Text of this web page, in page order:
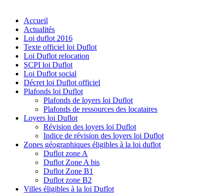
Accueil
Actualités
Loi duflot 2016
Texte officiel loi Duflot
Loi Duflot relocation
SCPI loi Duflot
Loi Duflot social
Décret loi Duflot officiel
Plafonds loi Duflot
Plafonds de loyers loi Duflot
Plafonds de ressources des locataires
Loyers loi Duflot
Révision des loyers loi Duflot
Indice de révision des loyers loi Duflot
Zones géographiques éligibles à la loi duflot
Duflot zone A
Duflot Zone A bis
Duflot Zone B1
Duflot zone B2
Villes éligibles à la loi Duflot